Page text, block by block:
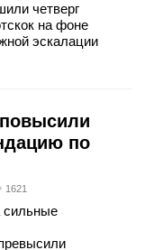
четверг
на фоне
эскалации
по
1621
сильные